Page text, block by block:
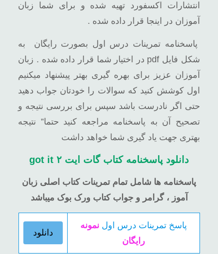
انتشارات اکسفورد تهیه شده و برای شما زبان
آموزان در اینجا قرار داده شده .
پاسخنامه تمرینات درس اول بصورت رایگان به
شکل فایل pdf در اختیار شما قرار داده شده . زبان
آموزان عزیز برای بهره گیری بهتر پیشنهاد میکنیم
اول کوشش کنید که سوالات را خودتان جواب دهید
حتی اگر نادرست باشد سپس برای بررسی نتیجه و
تصحیح آن به پاسخنامه مراجعه کنید حتما” نتیجه
بهتری جهت یاد گیری شما خواهد داشت
دانلود پاسخنامه کتاب گات ایت ۲ got it
پاسخنامه ها شامل تمام تمرینات کتاب اصلی زبان
آموز ، گرامر و جواب کتاب ورک بوک میباشد
پاسخ تمرینات درس اولنمونه
رایگان
دانلود